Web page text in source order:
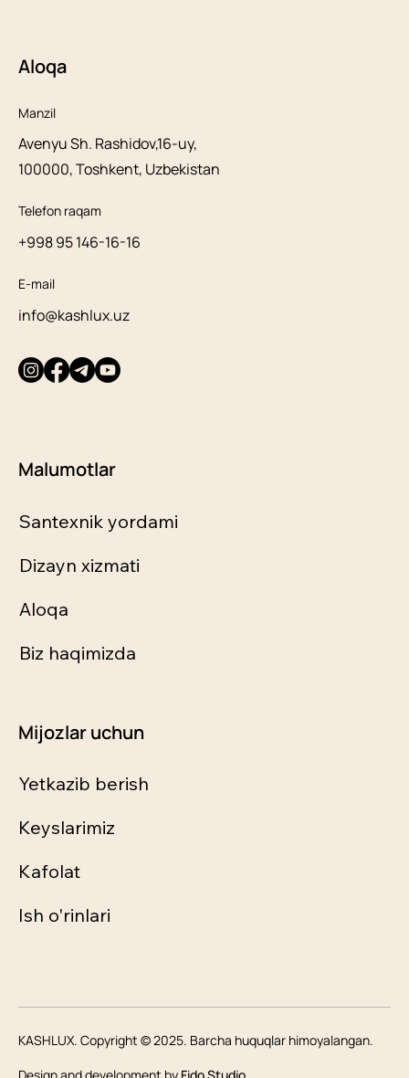
Aloqa
Manzil
Avenyu Sh. Rashidov,16-uy,
100000, Toshkent, Uzbekistan
Telefon raqam
+998 95 146-16-16
E-mail
info@kashlux.uz
Malumotlar
Santexnik yordami
Dizayn xizmati
Aloqa
Biz haqimizda
Mijozlar uchun
Yetkazib berish
Keyslarimiz
Kafolat
Ish o'rinlari
KASHLUX. Copyright © 2025. Barcha huquqlar himoyalangan.